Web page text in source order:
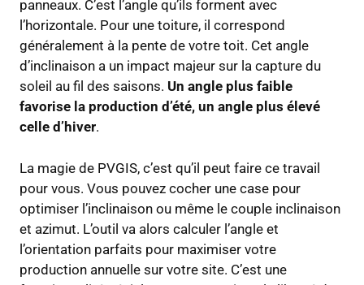
panneaux. C’est l’angle qu’ils forment avec
l’horizontale. Pour une toiture, il correspond
généralement à la pente de votre toit. Cet angle
d’inclinaison a un impact majeur sur la capture du
soleil au fil des saisons. Un angle plus faible
favorise la production d’été, un angle plus élevé
celle d’hiver.
La magie de PVGIS, c’est qu’il peut faire ce travail
pour vous. Vous pouvez cocher une case pour
optimiser l’inclinaison ou même le couple inclinaison
et azimut. L’outil va alors calculer l’angle et
l’orientation parfaits pour maximiser votre
production annuelle sur votre site. C’est une